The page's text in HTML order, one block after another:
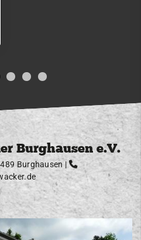
Burghausen e.V.
Burghausen |